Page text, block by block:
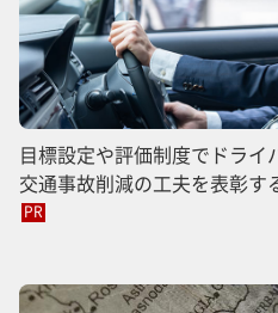
目標設定や評価制度でドラ
交通事故削減の工夫を表彰す
PR